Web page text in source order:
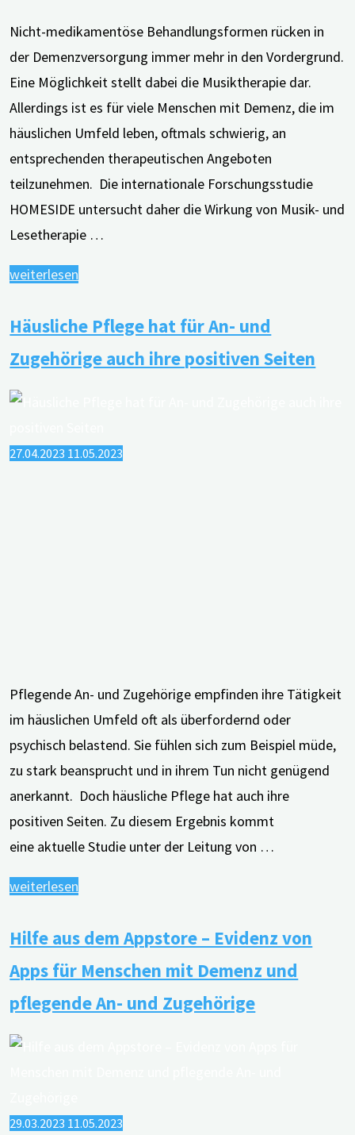
Nicht-medikamentöse Behandlungsformen rücken in
der Demenzversorgung immer mehr in den Vordergrund.
Eine Möglichkeit stellt dabei die Musiktherapie dar.
Allerdings ist es für viele Menschen mit Demenz, die im
häuslichen Umfeld leben, oftmals schwierig, an
entsprechenden therapeutischen Angeboten
teilzunehmen. Die internationale Forschungsstudie
HOMESIDE untersucht daher die Wirkung von Musik- und
Lesetherapie …
weiterlesen
HOMESIDE-
Studie
Demenz"
Häusliche Pflege hat für An- und
Zugehörige auch ihre positiven Seiten
27.04.2023 11.05.2023
Pflegende An- und Zugehörige empfinden ihre Tätigkeit
im häuslichen Umfeld oft als überfordernd oder
psychisch belastend. Sie fühlen sich zum Beispiel müde,
zu stark beansprucht und in ihrem Tun nicht genügend
anerkannt. Doch häusliche Pflege hat auch ihre
positiven Seiten. Zu diesem Ergebnis kommt
eine aktuelle Studie unter der Leitung von …
weiterlesen
hat
für
und
positiven
Hilfe aus dem Appstore – Evidenz von
Apps für Menschen mit Demenz und
pflegende An- und Zugehörige
29.03.2023 11.05.2023